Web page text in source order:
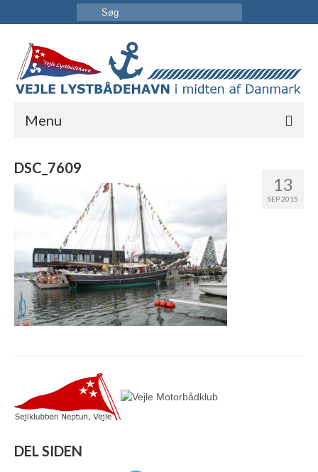
Menu
INFORMATION
KONTAKT OS
13
SEP 2015
DSC_7609
DEL SIDEN